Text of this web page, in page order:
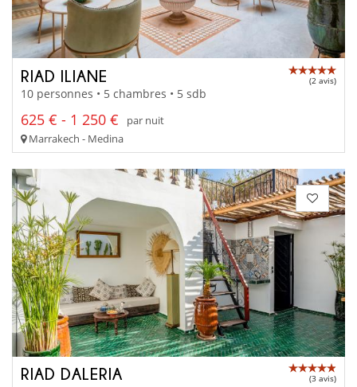
RIAD ILIANE (2 avis)
10 personnes • 5 chambres • 5 sdb
625 € - 1 250 €
par nuit
Marrakech - Medina
RIAD DALERIA (3 avis)